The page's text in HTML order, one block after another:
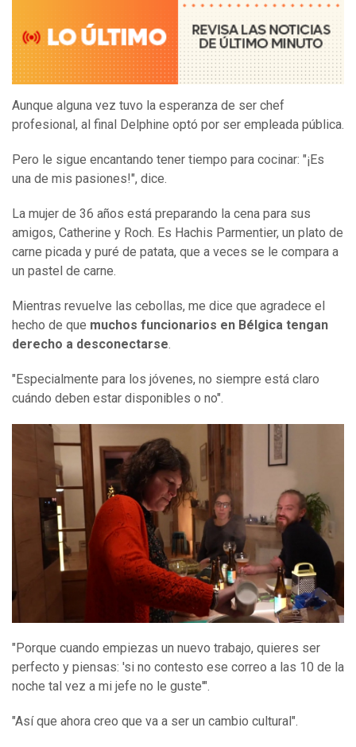
Aunque alguna vez tuvo la esperanza de ser chef
profesional, al final Delphine optó por ser empleada pública.
Pero le sigue encantando tener tiempo para cocinar: "¡Es
una de mis pasiones!", dice.
La mujer de 36 años está preparando la cena para sus
amigos, Catherine y Roch. Es Hachis Parmentier, un plato de
carne picada y puré de patata, que a veces se le compara a
un pastel de carne.
Mientras revuelve las cebollas, me dice que agradece el
hecho de que muchos funcionarios en Bélgica tengan
derecho a desconectarse.
"Especialmente para los jóvenes, no siempre está claro
cuándo deben estar disponibles o no".
"Porque cuando empiezas un nuevo trabajo, quieres ser
perfecto y piensas: 'si no contesto ese correo a las 10 de la
noche tal vez a mi jefe no le guste'".
"Así que ahora creo que va a ser un cambio cultural".